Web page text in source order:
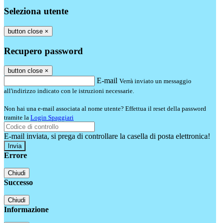
Seleziona utente
button close ×
Recupero password
button close ×
E-mail Verrà inviato un messaggio
all'indirizzo indicato con le istruzioni necessarie.
Non hai una e-mail associata al nome utente? Effettua il reset della password
tramite la Login Spaggiari
E-mail inviata, si prega di controllare la casella di posta elettronica!
Errore
Chiudi
Successo
Chiudi
Informazione